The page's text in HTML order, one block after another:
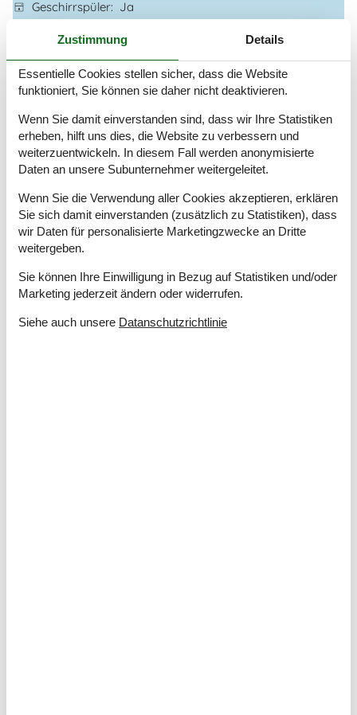
Geschirrspüler
Ja
Ladestation für Elektroauto
Klimafreundlich Ja
Küche
Spülmaschine
Mikrowelle
Herd mit Backofen
Wasserkocher
Badezimmer
Waschmaschine
Wäschetrockner
Badezimmer
Zustimmung Details
Essentielle Cookies stellen sicher, dass die Website
funktioniert, Sie können sie daher nicht deaktivieren.
Wenn Sie damit einverstanden sind, dass wir Ihre Statistiken
erheben, hilft uns dies, die Website zu verbessern und
weiterzuentwickeln. In diesem Fall werden anonymisierte
Daten an unsere Subunternehmer weitergeleitet.
Wenn Sie die Verwendung aller Cookies akzeptieren, erklären
Sie sich damit einverstanden (zusätzlich zu Statistiken), dass
wir Daten für personalisierte Marketingzwecke an Dritte
weitergeben.
Sie können Ihre Einwilligung in Bezug auf Statistiken und/oder
Marketing jederzeit ändern oder widerrufen.
Siehe auch unsere Datanschutzrichtlinie